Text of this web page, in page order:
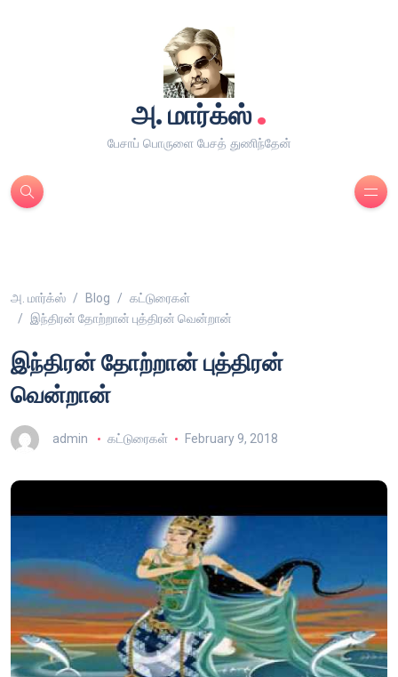
அ. மார்க்ஸ்.
பேசாப் பொருளை பேசத் துணிந்தேன்
அ. மார்க்ஸ் Blog
கட்டுரைகள்
இந்திரன் தோற்றான் புத்திரன் வென்றான்
இந்திரன் தோற்றான் புத்திரன்
வென்றான்
admin கட்டுரைகள் February 9, 2018